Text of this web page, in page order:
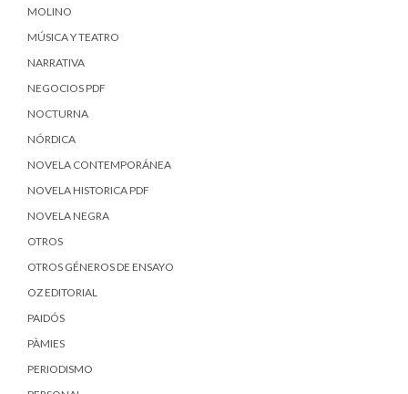
MOLINO
MÚSICA Y TEATRO
NARRATIVA
NEGOCIOS PDF
NOCTURNA
NÓRDICA
NOVELA CONTEMPORÁNEA
NOVELA HISTORICA PDF
NOVELA NEGRA
OTROS
OTROS GÉNEROS DE ENSAYO
OZ EDITORIAL
PAIDÓS
PÀMIES
PERIODISMO